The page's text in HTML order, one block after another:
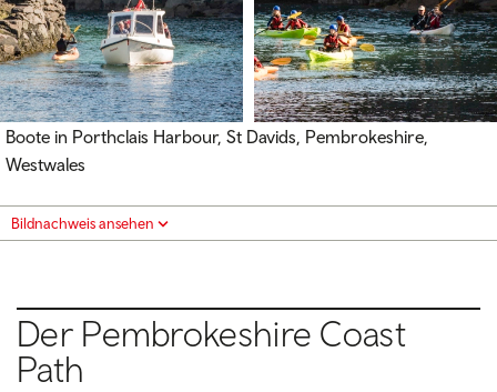
Boote in Porthclais Harbour, St Davids, Pembrokeshire,
Westwales
Bildnachweis ansehen
Der Pembrokeshire Coast
Path